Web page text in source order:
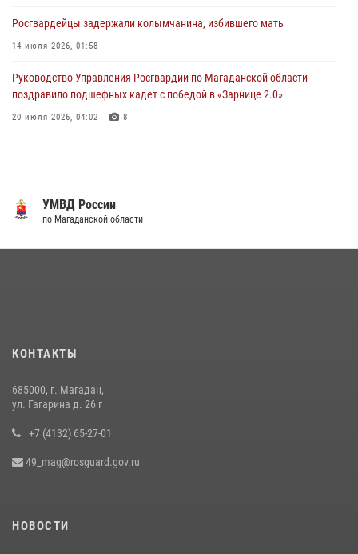
Росгвардейцы задержали колымчанина, избившего мать
14 июля 2026, 01:58
Руководство Управления Росгвардии по Магаданской области
поздравило подшефных кадет с победой в «Зарнице 2.0»
20 июля 2026, 04:02 8
Кинологический тандем из Магадана завоевал бронзу на
13 июля 2026, 07:31
УМВД России
по Магаданской области
КОНТАКТЫ
685000, г. Магадан,
ул. Гагарина д. 26 г
+7 (4132) 65-27-01
49_mag@rosguard.gov.ru
НОВОСТИ